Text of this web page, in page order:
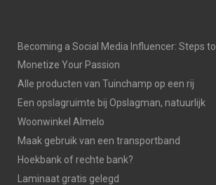
Becoming a Social Media Influencer: Steps to
Monetize Your Passion
Alle producten van Tuinchamp op een rij
Een opslagruimte bij Opslagman, natuurlijk
Woonwinkel Almelo
Maak gebruik van een transportband
Hoekbank of rechte bank?
Laminaat gratis gelegd